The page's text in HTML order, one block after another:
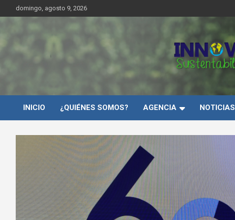
al
contenido
domingo, agosto 9, 2026
Innovar Sustentabilidad
INICIO ¿QUIÉNES SOMOS? AGENCIA NOTICIAS